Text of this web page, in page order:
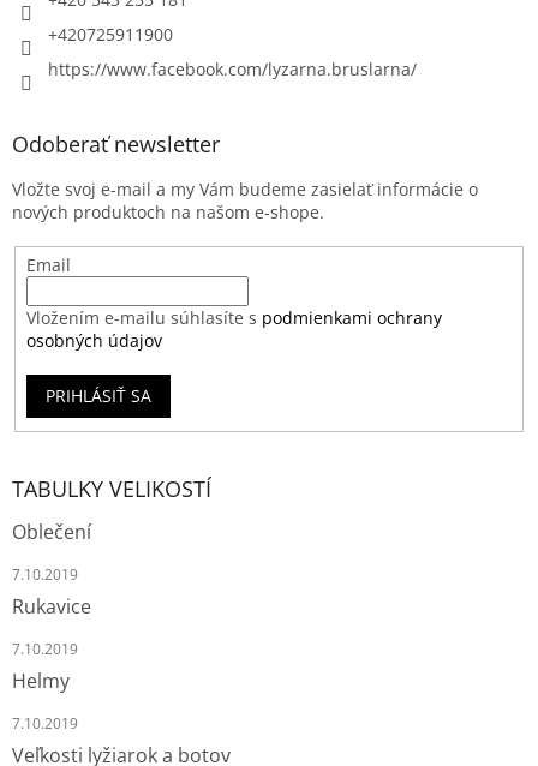
+420725911900
https://www.facebook.com/lyzarna.bruslarna/
Odoberať newsletter
Vložte svoj e-mail a my Vám budeme zasielať informácie o
nových produktoch na našom e-shope.
Email
Vložením e-mailu súhlasíte s podmienkami ochrany
osobných údajov
PRIHLÁSIŤ SA
TABULKY VELIKOSTÍ
Oblečení
7.10.2019
Rukavice
7.10.2019
Helmy
7.10.2019
Veľkosti lyžiarok a botov